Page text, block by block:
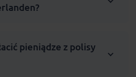
pieniądze z polisy